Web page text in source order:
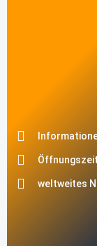
weltweites